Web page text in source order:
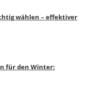
wählen – effektiver
für den Winter: